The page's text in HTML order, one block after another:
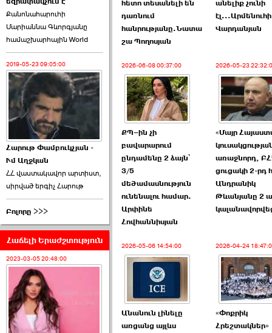
Ռուբեն Ռուբինյանը ›››
2026-06-23 21:28:00
«Ժողովուրդ»-ը
հերթական ›››
2026-06-21 23:00:00
armlur.ՔՊ-ի ներսում
սպասում են ›››
2026-06-10 22:55:00
Քանոնահարուհի
Մարիաննա Գևորգյանը
համաշխարհային World
2019-05-23 09:05:00
Հարութ Փամբուկչյան -
Ւմ Աղջկան
ՀՀ վաստակավոր արտիստ,
սիրված երգիչ Հարութ
Բոլորը >>>
Հաճելի Երաժշտություն
2023-03-05 20:48:00
հետո տեսանելի են
դառնում
հանրությանը.Նատա
շա Պողոսյան
անելիք չունի
էլ...Արմենուհի
Վարդանյան
2026-06-08 00:37:00
ՔՊ–ին չի
բավարարում
ընդամենը 2 ձայն՝
3/5
մեծամասնություն
ունենալու համար.
Արփինե
Հովհաննիսյան
2026-05-23
«Մայր
առաջնորդ,
ցուցակի 2-րդ
Անդրանիկ
Թևանյանը 2
2026-05-06 14:54:00
Անանուն լինելը
առցանց այլևս
2026-04-24
«Փոքրիկ
Հրեշտակներ»